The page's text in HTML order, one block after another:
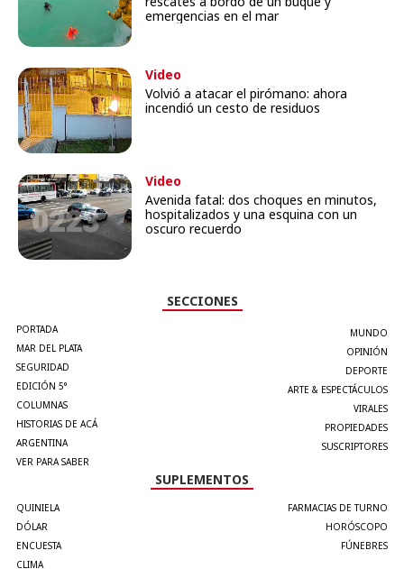
emergencias en el mar
Video
Volvió a atacar el pirómano: ahora
incendió un cesto de residuos
Video
Avenida fatal: dos choques en minutos,
hospitalizados y una esquina con un
oscuro recuerdo
SECCIONES
PORTADA
MAR DEL PLATA
SEGURIDAD
EDICIÓN 5°
COLUMNAS
HISTORIAS DE ACÁ
ARGENTINA
VER PARA SABER
MUNDO
OPINIÓN
DEPORTE
ARTE & ESPECTÁCULOS
VIRALES
PROPIEDADES
SUSCRIPTORES
SUPLEMENTOS
QUINIELA
DÓLAR
ENCUESTA
CLIMA
FARMACIAS DE TURNO
HORÓSCOPO
FÚNEBRES